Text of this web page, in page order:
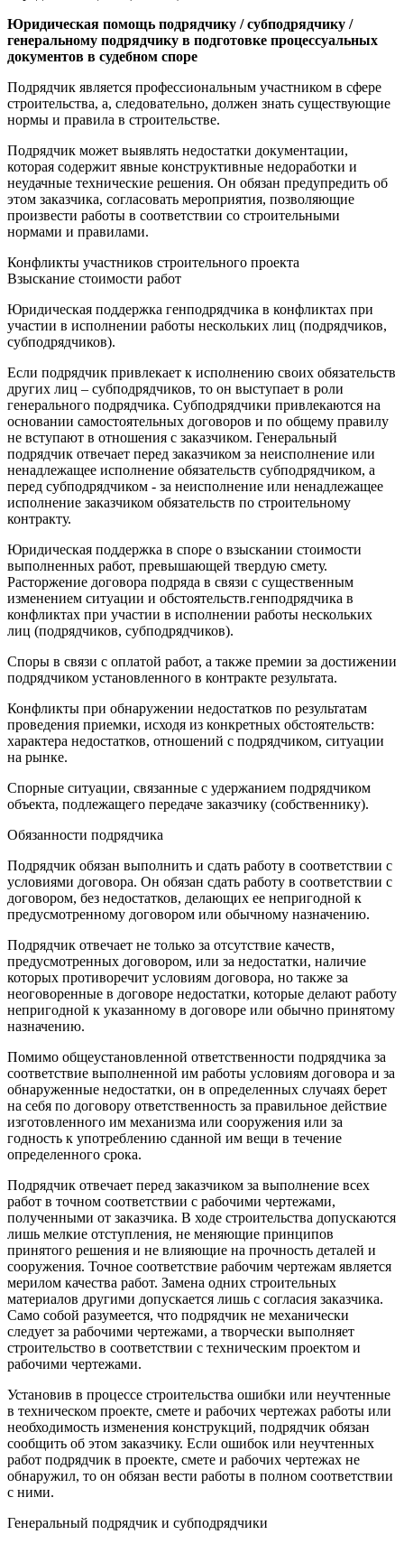
Юридическая помощь подрядчику / субподрядчику /
генеральному подрядчику в подготовке процессуальных
документов в судебном споре
Подрядчик является профессиональным участником в сфере
строительства, а, следовательно, должен знать существующие
нормы и правила в строительстве.
Подрядчик может выявлять недостатки документации,
которая содержит явные конструктивные недоработки и
неудачные технические решения. Он обязан предупредить об
этом заказчика, согласовать мероприятия, позволяющие
произвести работы в соответствии со строительными
нормами и правилами.
Конфликты участников строительного проекта
Взыскание стоимости работ
Юридическая поддержка генподрядчика в конфликтах при
участии в исполнении работы нескольких лиц (подрядчиков,
субподрядчиков).
Если подрядчик привлекает к исполнению своих обязательств
других лиц – субподрядчиков, то он выступает в роли
генерального подрядчика. Субподрядчики привлекаются на
основании самостоятельных договоров и по общему правилу
не вступают в отношения с заказчиком. Генеральный
подрядчик отвечает перед заказчиком за неисполнение или
ненадлежащее исполнение обязательств субподрядчиком, а
перед субподрядчиком - за неисполнение или ненадлежащее
исполнение заказчиком обязательств по строительному
контракту.
Юридическая поддержка в споре о взыскании стоимости
выполненных работ, превышающей твердую смету.
Расторжение договора подряда в связи с существенным
изменением ситуации и обстоятельств.генподрядчика в
конфликтах при участии в исполнении работы нескольких
лиц (подрядчиков, субподрядчиков).
Споры в связи с оплатой работ, а также премии за достижении
подрядчиком установленного в контракте результата.
Конфликты при обнаружении недостатков по результатам
проведения приемки, исходя из конкретных обстоятельств:
характера недостатков, отношений с подрядчиком, ситуации
на рынке.
Спорные ситуации, связанные с удержанием подрядчиком
объекта, подлежащего передаче заказчику (собственнику).
Обязанности подрядчика
Подрядчик обязан выполнить и сдать работу в соответствии с
условиями договора. Он обязан сдать работу в соответствии с
договором, без недостатков, делающих ее непригодной к
предусмотренному договором или обычному назначению.
Подрядчик отвечает не только за отсутствие качеств,
предусмотренных договором, или за недостатки, наличие
которых противоречит условиям договора, но также за
неоговоренные в договоре недостатки, которые делают работу
непригодной к указанному в договоре или обычно принятому
назначению.
Помимо общеустановленной ответственности подрядчика за
соответствие выполненной им работы условиям договора и за
обнаруженные недостатки, он в определенных случаях берет
на себя по договору ответственность за правильное действие
изготовленного им механизма или сооружения или за
годность к употреблению сданной им вещи в течение
определенного срока.
Подрядчик отвечает перед заказчиком за выполнение всех
работ в точном соответствии с рабочими чертежами,
полученными от заказчика. В ходе строительства допускаются
лишь мелкие отступления, не меняющие принципов
принятого решения и не влияющие на прочность деталей и
сооружения. Точное соответствие рабочим чертежам является
мерилом качества работ. Замена одних строительных
материалов другими допускается лишь с согласия заказчика.
Само собой разумеется, что подрядчик не механически
следует за рабочими чертежами, а творчески выполняет
строительство в соответствии с техническим проектом и
рабочими чертежами.
Установив в процессе строительства ошибки или неучтенные
в техническом проекте, смете и рабочих чертежах работы или
необходимость изменения конструкций, подрядчик обязан
сообщить об этом заказчику. Если ошибок или неучтенных
работ подрядчик в проекте, смете и рабочих чертежах не
обнаружил, то он обязан вести работы в полном соответствии
с ними.
Генеральный подрядчик и субподрядчики